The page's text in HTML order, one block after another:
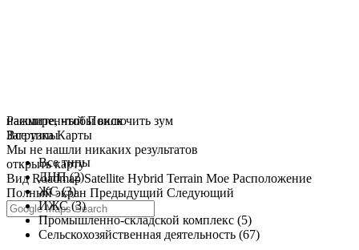
нажмите, чтобы включить зум
Загрузка Карты
Мы не нашли никаких результатов
открыть карту
Вид Roadmap Satellite Hybrid Terrain Мое Расположение
Полный экран Предыдущий Следующий
Расширенный Поиск
Все типы
Все типы
ДНП (2)
ЖС (3)
ИЖС (3)
Промышленно-складской комплекс (5)
Сельскохозяйственная деятельность (67)